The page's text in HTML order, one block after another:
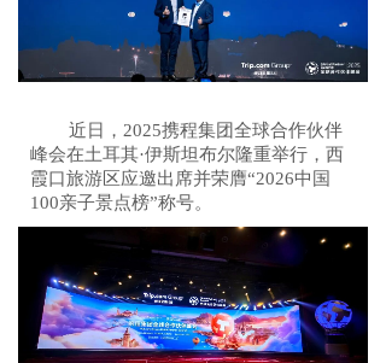
近日，2025携程集团全球合作伙伴
峰会在土耳其·伊斯坦布尔隆重举行，西
霞口旅游区应邀出席并荣膺“2026中国
100亲子景点榜”称号。